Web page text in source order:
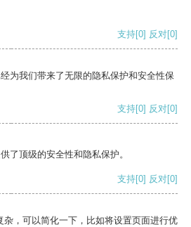
支持[0] 反对[0]
为我们带来了无限的隐私保护和安全性保
支持[0] 反对[0]
了顶级的安全性和隐私保护。
支持[0] 反对[0]
杂，可以简化一下，比如将设置页面进行优